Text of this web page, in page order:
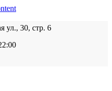
ул., 30, стр. 6